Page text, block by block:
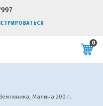
0
Малина 200 г.